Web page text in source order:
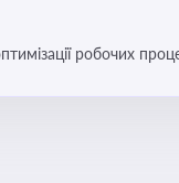
робочих